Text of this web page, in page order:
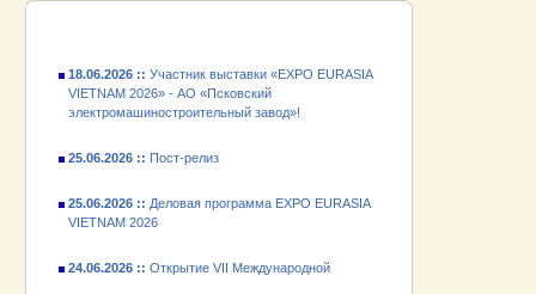
VIETNAM 2026»
VIETNAM 2026» - АО «Псковский
электромашиностроительный завод»!
VIETNAM 2026
промышленной выставки «EXPO EURASIA